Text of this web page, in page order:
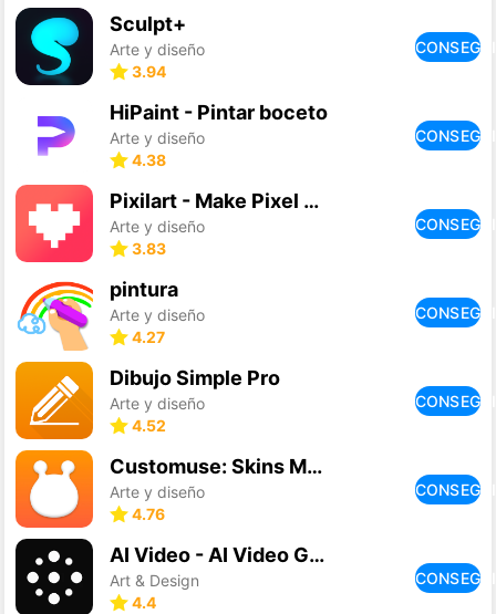
Sculpt+
Arte y diseño
3.94
HiPaint - Pintar boceto
Arte y diseño
4.38
Pixilart - Make Pixel Art
Arte y diseño
3.83
pintura
Arte y diseño
4.27
Dibujo Simple Pro
Arte y diseño
4.52
Customuse: Skins Maker Roblox
Arte y diseño
4.76
AI Video - AI Video Generator
Art & Design
4.4